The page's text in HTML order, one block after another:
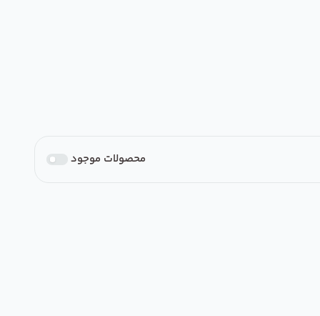
محصولات موجود